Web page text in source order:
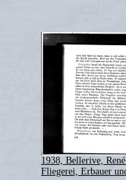
1938, Bellerive,
Fliegerei, Erbauer